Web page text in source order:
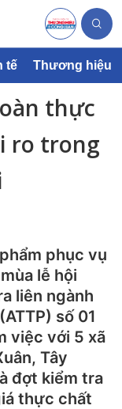
tế Thương hiệu
thực
ro trong
phục vụ
lễ hội
liên ngành
số 01
việc với 5 xã
Tây
đợt kiểm tra
thực chất